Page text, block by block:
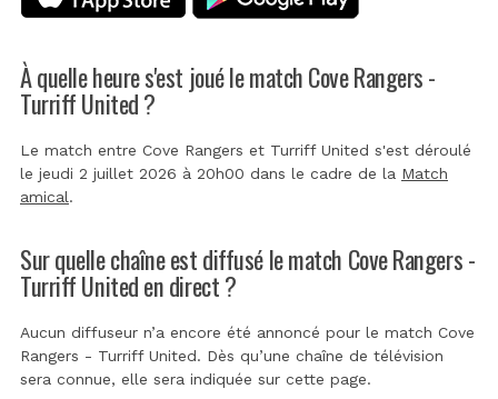
À quelle heure s'est joué le match Cove Rangers -
Turriff United ?
Le match entre Cove Rangers et Turriff United s'est déroulé
le jeudi 2 juillet 2026 à 20h00 dans le cadre de la Match
amical.
Sur quelle chaîne est diffusé le match Cove Rangers -
Turriff United en direct ?
Aucun diffuseur n’a encore été annoncé pour le match Cove
Rangers - Turriff United. Dès qu’une chaîne de télévision
sera connue, elle sera indiquée sur cette page.